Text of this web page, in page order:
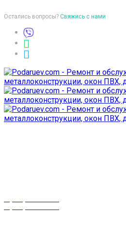
Остались вопросы? Свяжись с нами